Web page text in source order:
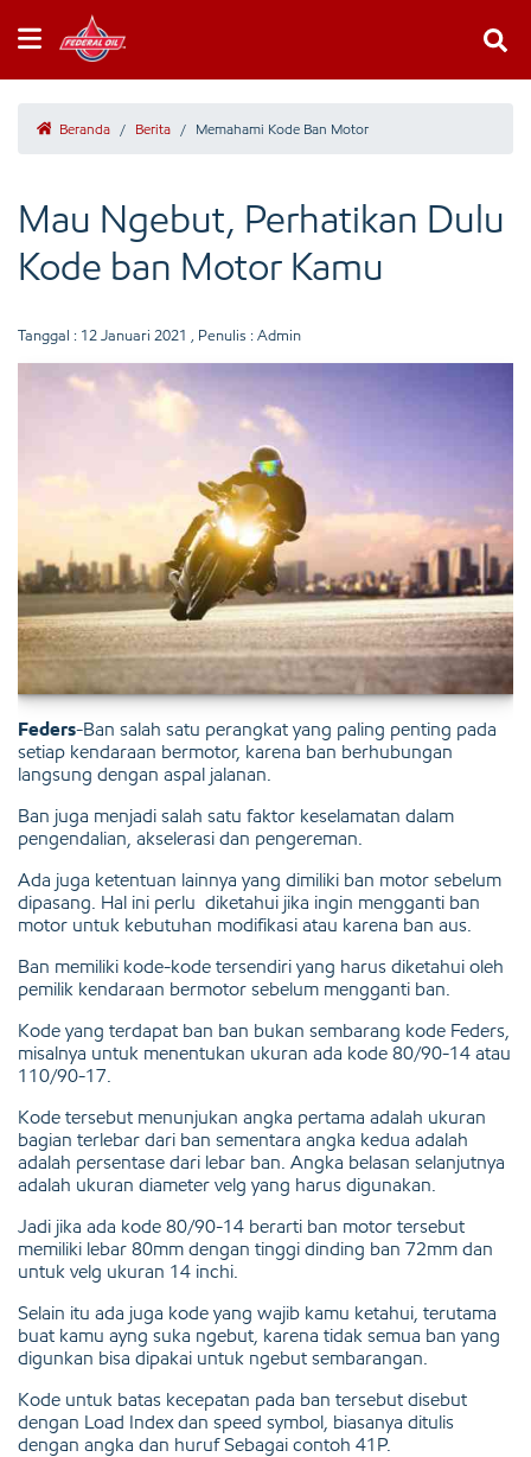
Beranda / Berita / Memahami Kode Ban Motor
Mau Ngebut, Perhatikan Dulu
Kode ban Motor Kamu
Tanggal : 12 Januari 2021 , Penulis : Admin
Feders-Ban salah satu perangkat yang paling penting pada
setiap kendaraan bermotor, karena ban berhubungan
langsung dengan aspal jalanan.
Ban juga menjadi salah satu faktor keselamatan dalam
pengendalian, akselerasi dan pengereman.
Ada juga ketentuan lainnya yang dimiliki ban motor sebelum
dipasang. Hal ini perlu diketahui jika ingin mengganti ban
motor untuk kebutuhan modifikasi atau karena ban aus.
Ban memiliki kode-kode tersendiri yang harus diketahui oleh
pemilik kendaraan bermotor sebelum mengganti ban.
Kode yang terdapat ban ban bukan sembarang kode Feders,
misalnya untuk menentukan ukuran ada kode 80/90-14 atau
110/90-17.
Kode tersebut menunjukan angka pertama adalah ukuran
bagian terlebar dari ban sementara angka kedua adalah
adalah persentase dari lebar ban. Angka belasan selanjutnya
adalah ukuran diameter velg yang harus digunakan.
Jadi jika ada kode 80/90-14 berarti ban motor tersebut
memiliki lebar 80mm dengan tinggi dinding ban 72mm dan
untuk velg ukuran 14 inchi.
Selain itu ada juga kode yang wajib kamu ketahui, terutama
buat kamu ayng suka ngebut, karena tidak semua ban yang
digunkan bisa dipakai untuk ngebut sembarangan.
Kode untuk batas kecepatan pada ban tersebut disebut
dengan Load Index dan speed symbol, biasanya ditulis
dengan angka dan huruf Sebagai contoh 41P.